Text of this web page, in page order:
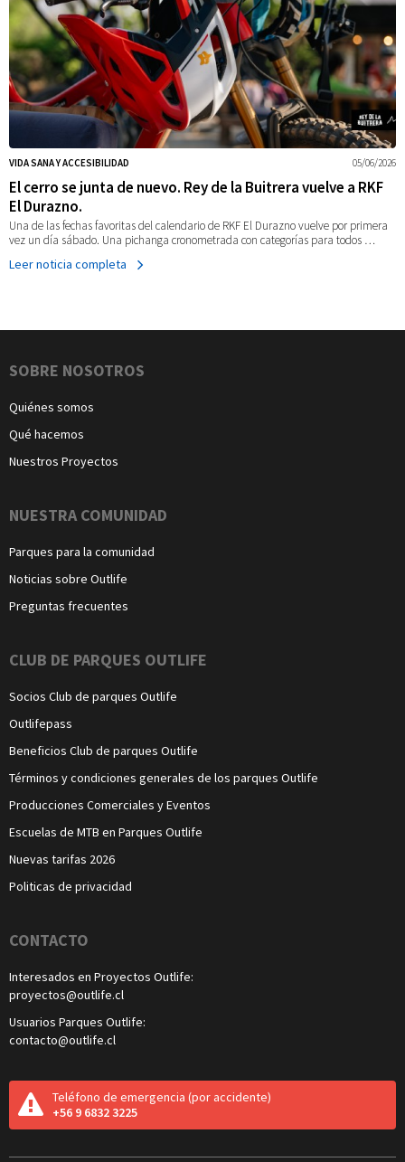
05/06/2026
VIDA SANA Y ACCESIBILIDAD
El cerro se junta de nuevo. Rey de la Buitrera vuelve a RKF
El Durazno.
Una de las fechas favoritas del calendario de RKF El Durazno vuelve por primera
vez un día sábado. Una pichanga cronometrada con categorías para todos …
Leer noticia completa
Navegación
SOBRE NOSOTROS
Quiénes somos
Qué hacemos
Nuestros Proyectos
NUESTRA COMUNIDAD
Parques para la comunidad
Noticias sobre Outlife
Preguntas frecuentes
CLUB DE PARQUES OUTLIFE
Socios Club de parques Outlife
Outlifepass
Beneficios Club de parques Outlife
Términos y condiciones generales de los parques Outlife
Producciones Comerciales y Eventos
Escuelas de MTB en Parques Outlife
Nuevas tarifas 2026
Politicas de privacidad
CONTACTO
Interesados en Proyectos Outlife:
proyectos@outlife.cl
Usuarios Parques Outlife:
contacto@outlife.cl
Teléfono de emergencia (por accidente)
+56 9 6832 3225